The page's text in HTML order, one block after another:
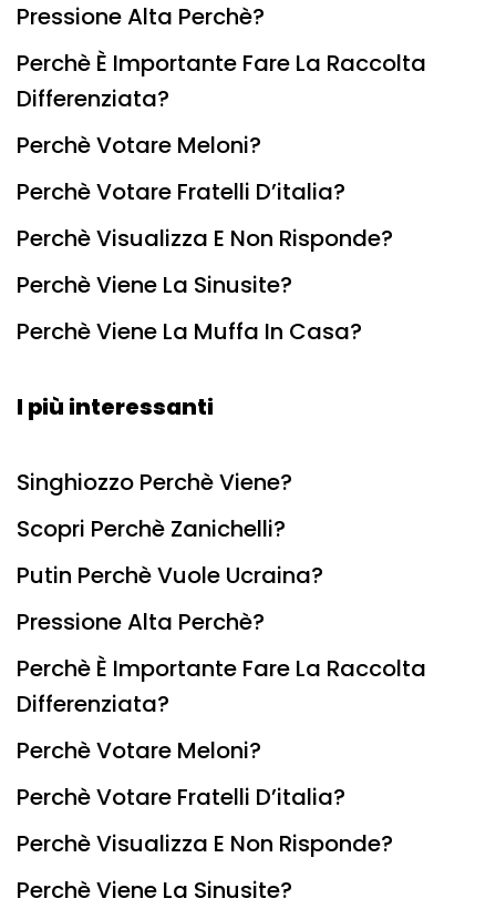
Pressione Alta Perchè?
Perchè È Importante Fare La Raccolta
Differenziata?
Perchè Votare Meloni?
Perchè Votare Fratelli D’italia?
Perchè Visualizza E Non Risponde?
Perchè Viene La Sinusite?
Perchè Viene La Muffa In Casa?
I più interessanti
Singhiozzo Perchè Viene?
Scopri Perchè Zanichelli?
Putin Perchè Vuole Ucraina?
Pressione Alta Perchè?
Perchè È Importante Fare La Raccolta
Differenziata?
Perchè Votare Meloni?
Perchè Votare Fratelli D’italia?
Perchè Visualizza E Non Risponde?
Perchè Viene La Sinusite?